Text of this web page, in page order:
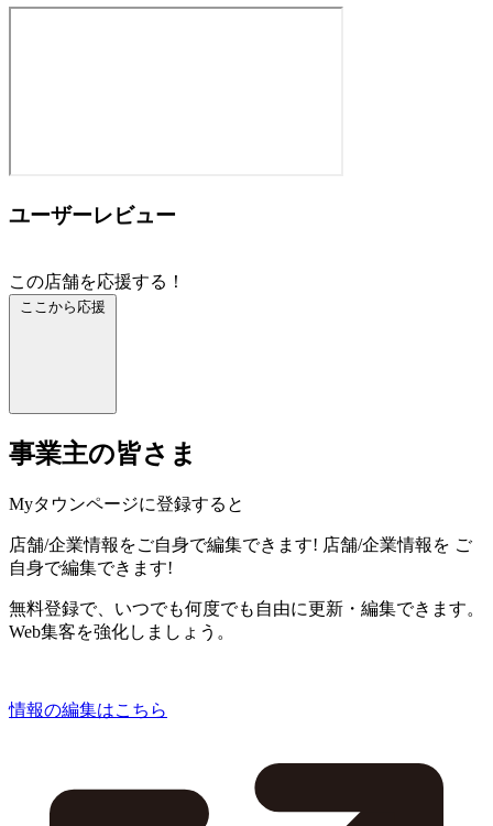
ユーザーレビュー
この店舗を応援する！
ここから応援
事業主の皆さま
Myタウンページに登録すると
店舗/企業情報をご自身で編集できます! 店舗/企業情報を ご
自身で編集できます!
無料登録で、いつでも何度でも自由に更新・編集できます。
Web集客を強化しましょう。
情報の編集はこちら